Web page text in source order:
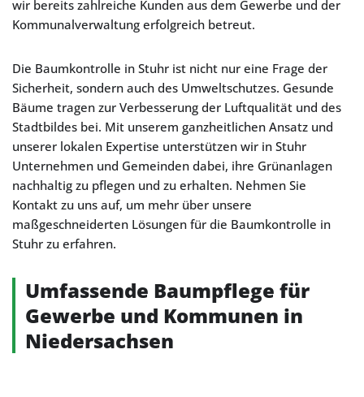
wir bereits zahlreiche Kunden aus dem Gewerbe und der
Kommunalverwaltung erfolgreich betreut.
Die Baumkontrolle in Stuhr ist nicht nur eine Frage der
Sicherheit, sondern auch des Umweltschutzes. Gesunde
Bäume tragen zur Verbesserung der Luftqualität und des
Stadtbildes bei. Mit unserem ganzheitlichen Ansatz und
unserer lokalen Expertise unterstützen wir in Stuhr
Unternehmen und Gemeinden dabei, ihre Grünanlagen
nachhaltig zu pflegen und zu erhalten. Nehmen Sie
Kontakt zu uns auf, um mehr über unsere
maßgeschneiderten Lösungen für die Baumkontrolle in
Stuhr zu erfahren.
Umfassende Baumpflege für
Gewerbe und Kommunen in
Niedersachsen